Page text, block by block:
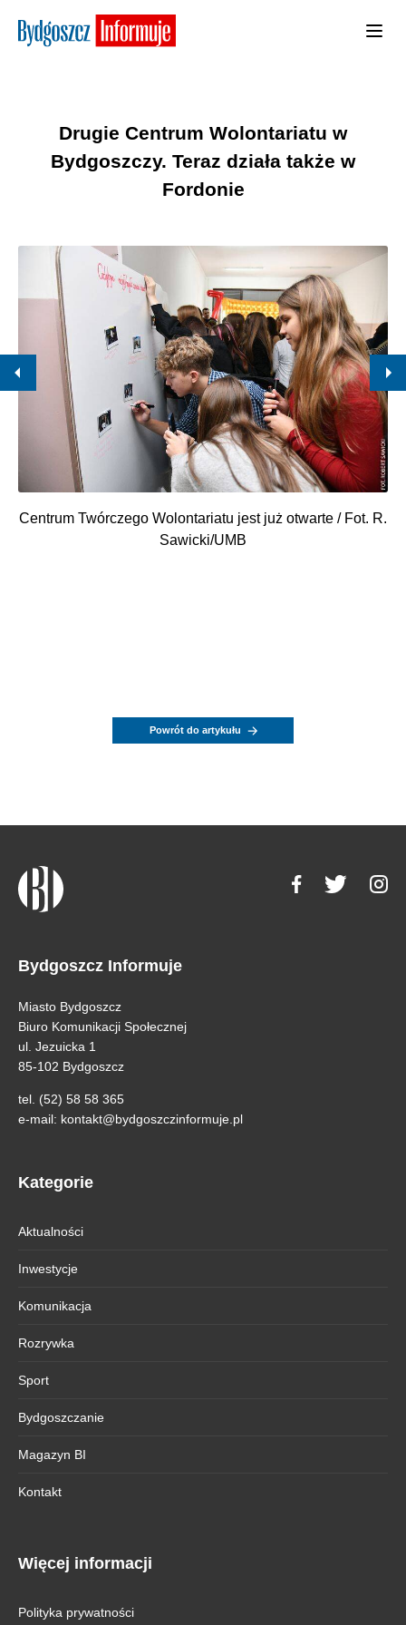
Drugie Centrum Wolontariatu w
Bydgoszczy. Teraz działa także w
Fordonie
Centrum Twórczego Wolontariatu jest już otwarte / Fot. R.
Sawicki/UMB
Powrót do artykułu
Bydgoszcz Informuje
Miasto Bydgoszcz
Biuro Komunikacji Społecznej
ul. Jezuicka 1
85-102 Bydgoszcz
tel. (52) 58 58 365
e-mail: kontakt@bydgoszczinformuje.pl
Kategorie
Aktualności
Inwestycje
Komunikacja
Rozrywka
Sport
Bydgoszczanie
Magazyn BI
Kontakt
Więcej informacji
Polityka prywatności